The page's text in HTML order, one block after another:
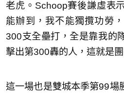
老虎。Schoop賽後謙虛表
能辦到，我不能獨攬功勞
300支全壘打，全是靠我的
擊出第300轟的人，這就是團
這一場也是雙城本季第99場